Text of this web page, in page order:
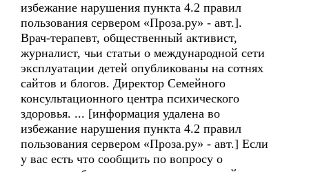
избежание нарушения пункта 4.2 правил
пользования сервером «Проза.ру» - авт.].
Врач-терапевт, общественный активист,
журналист, чьи статьи о международной сети
эксплуатации детей опубликованы на сотнях
сайтов и блогов. Директор Семейного
консультационного центра психического
здоровья. ... [информация удалена во
избежание нарушения пункта 4.2 правил
пользования сервером «Проза.ру» - авт.] Если
у вас есть что сообщить по вопросу о